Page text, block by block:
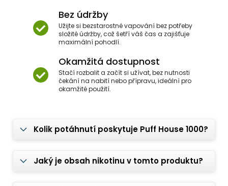
Bez údržby
Užijte si bezstarostné vapování bez potřeby
složité údržby, což šetří váš čas a zajišťuje
maximální pohodlí.
Okamžitá dostupnost
Stačí rozbalit a začít si užívat, bez nutnosti
čekání na nabití nebo přípravu, ideální pro
okamžité použití.
Kolik potáhnutí poskytuje Puff House 1000?
Jaký je obsah nikotinu v tomto produktu?